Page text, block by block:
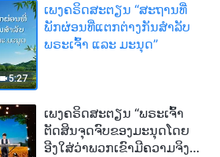
5:27
ເພງຄຣິດສະຕຽນ “ສະຖານທີ່
ພັກຜ່ອນທີ່ແຕກຕ່າງກັນສໍາລັບ
ພຣະເຈົ້າ ແລະ ມະນຸດ”
ເພງຄຣິດສະຕຽນ “ພຣະເຈົ້າ
ຕັດສິນຈຸດຈົບຂອງມະນຸດໂດຍ
ອີງໃສ່ວ່າພວກເຂົາມີຄວາມຈິງ